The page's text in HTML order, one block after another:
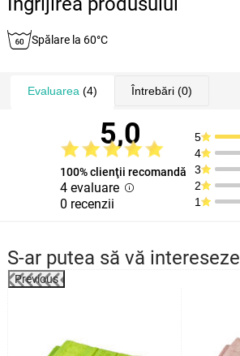
Spălare la 60°C
Evaluarea (4) Întrebări(0)
5,0
100% clienţii recomandă
4 evaluare
0 recenzii
5
4
3
2
1
S-ar putea să vă intereseze
Previous